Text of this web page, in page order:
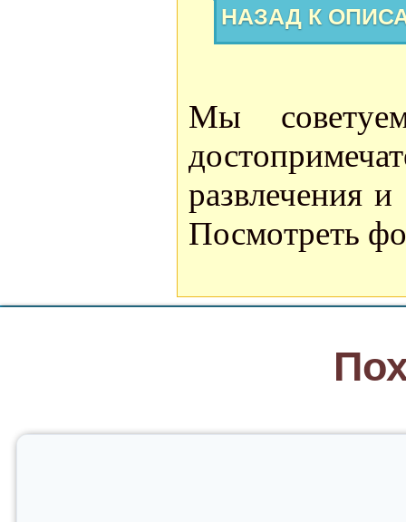
НАЗАД К
Мы
развлечения
Посмотреть